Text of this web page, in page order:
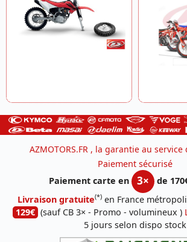
AZMOTORS.FR , la garantie au
Paiement sécurisé
Paiement carte en
3×
de
Livraison gratuite(*) en France
129€ (sauf CB 3× - Promo - volumineux )
5 jours selon dispo stock